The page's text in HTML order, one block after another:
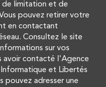
de limitation et de
pouvez retirer votre
en contactant
Consultez le site
sur vos
avoir contacté l'Agence
et Libertés
pouvez adresser une